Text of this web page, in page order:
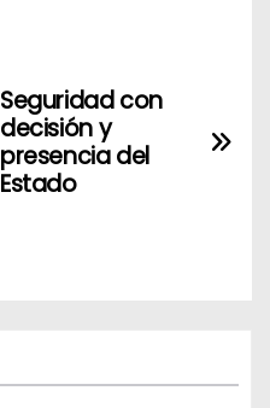
Seguridad con
decisión y
presencia del
Estado